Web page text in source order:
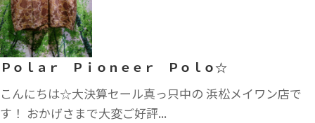
Ｐｏｌａｒ Ｐｉｏｎｅｅｒ Ｐｏｌｏ☆
こんにちは☆大決算セール真っ只中の 浜松メイワン店で
す！ おかげさまで大変ご好評...